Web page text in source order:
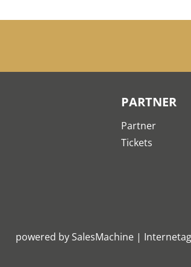
PARTNER
Partner
Tickets
powered bySalesMachine |